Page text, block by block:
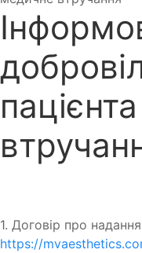
1. Договір про
https://